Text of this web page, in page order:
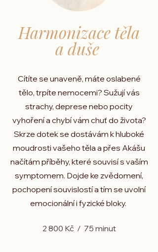
Harmonizace těla
a duše
Cítíte se unaveně, máte oslabené
tělo, trpíte nemocemi? Sužují vás
strachy, deprese nebo pocity
vyhoření a chybí vám chuť do života?
Skrze dotek se dostávám k hluboké
moudrosti vašeho těla a přes Akášu
načítám příběhy, které souvisí s vaším
symptomem. Dojde ke zvědomení,
pochopení souvislostí a tím se uvolní
emocionální i fyzické bloky.
2 800 Kč / 75 minut